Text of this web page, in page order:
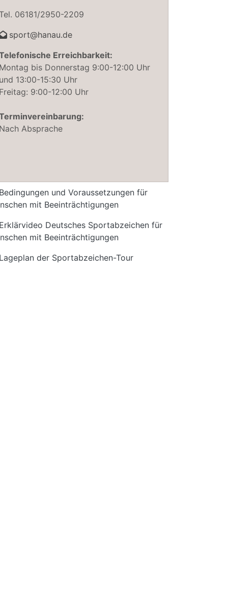
Tel. 06181/2950-2209
sport@hanau.de
Erreichbarkeit:
Montag bis Donnerstag 9:00-12:00 Uhr
und 13:00-15:30 Uhr
Freitag: 9:00-12:00 Uhr
Nach Absprache
Bedingungen und Voraussetzungen für
mit Beeinträchtigungen
Erklärvideo Deutsches Sportabzeichen für
mit Beeinträchtigungen
Lageplan der Sportabzeichen-Tour